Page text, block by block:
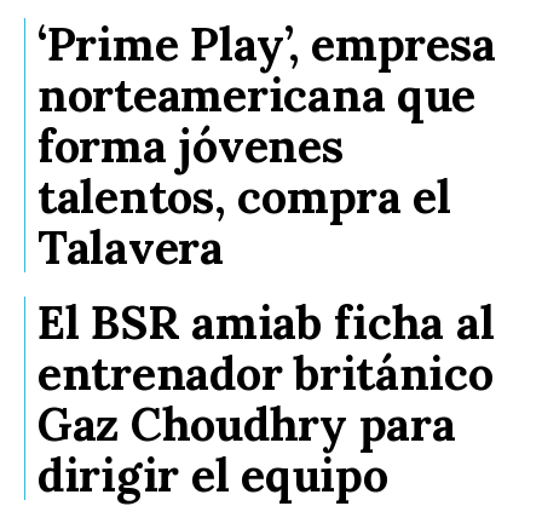
‘Prime Play’, empresa
norteamericana que
forma jóvenes
talentos, compra el
Talavera
El BSR amiab ficha al
entrenador británico
Gaz Choudhry para
dirigir el equipo